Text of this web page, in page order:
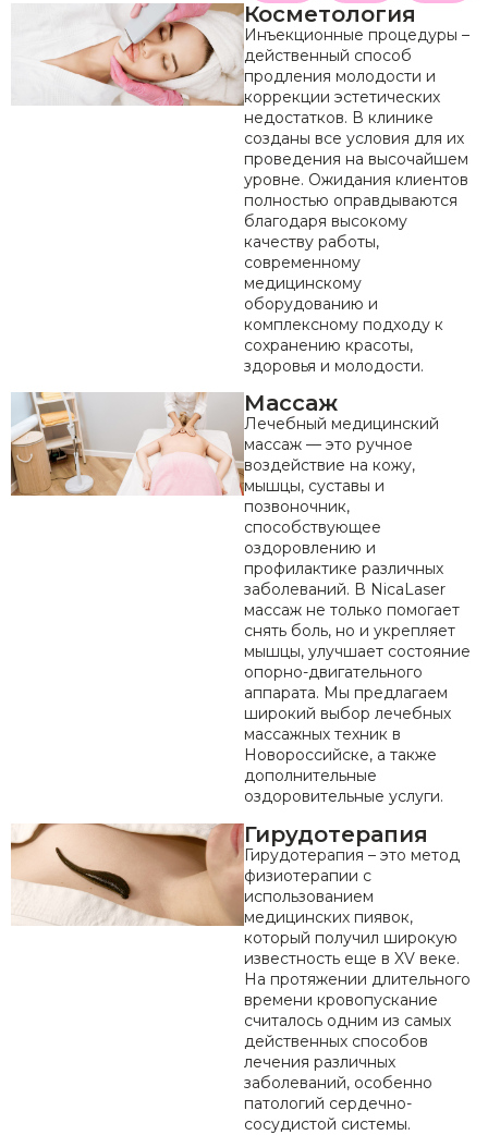
Косметология
Инъекционные процедуры –
действенный способ
продления молодости и
коррекции эстетических
недостатков. В клинике
созданы все условия для их
проведения на высочайшем
уровне. Ожидания клиентов
полностью оправдываются
благодаря высокому
качеству работы,
современному
медицинскому
оборудованию и
комплексному подходу к
сохранению красоты,
здоровья и молодости.
Массаж
Лечебный медицинский
массаж — это ручное
воздействие на кожу,
мышцы, суставы и
позвоночник,
способствующее
оздоровлению и
профилактике различных
заболеваний. В NicaLaser
массаж не только помогает
снять боль, но и укрепляет
мышцы, улучшает состояние
опорно-двигательного
аппарата. Мы предлагаем
широкий выбор лечебных
массажных техник в
Новороссийске, а также
дополнительные
оздоровительные услуги.
Гирудотерапия
Гирудотерапия – это метод
физиотерапии с
использованием
медицинских пиявок,
который получил широкую
известность еще в XV веке.
На протяжении длительного
времени кровопускание
считалось одним из самых
действенных способов
лечения различных
заболеваний, особенно
патологий сердечно-
сосудистой системы.